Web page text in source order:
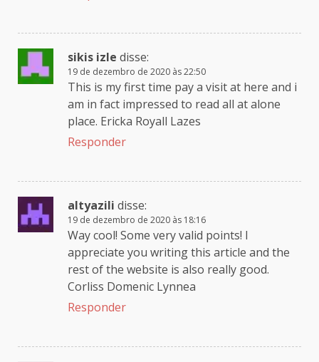
sikis izle disse:
19 de dezembro de 2020 às 22:50
This is my first time pay a visit at here and i
am in fact impressed to read all at alone
place. Ericka Royall Lazes
Responder
altyazili disse:
19 de dezembro de 2020 às 18:16
Way cool! Some very valid points! I
appreciate you writing this article and the
rest of the website is also really good.
Corliss Domenic Lynnea
Responder